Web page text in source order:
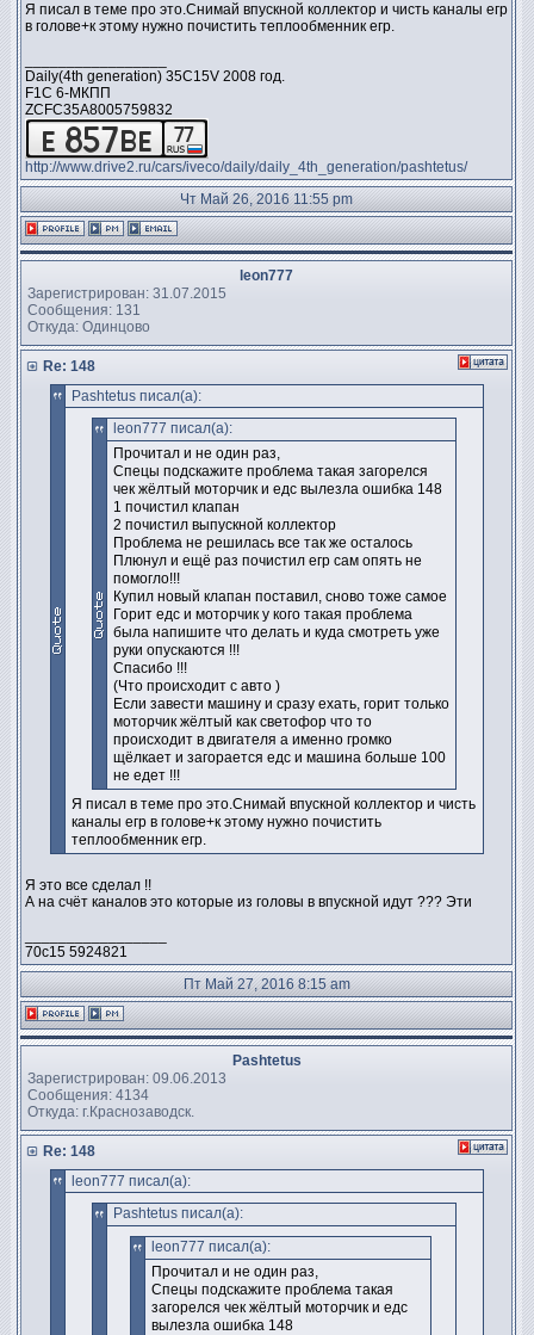
Я писал в теме про это.Снимай впускной коллектор и чисть каналы егр
в голове+к этому нужно почистить теплообменник егр.
Daily(4th generation) 35C15V 2008 год.
F1C 6-МКПП
ZCFC35A8005759832
http://www.drive2.ru/cars/iveco/daily/daily_4th_generation/pashtetus/
Чт Май 26, 2016 11:55 pm
leon777
Зарегистрирован: 31.07.2015
Сообщения: 131
Откуда: Одинцово
Re: 148
Pashtetus писал(а):
leon777 писал(а):
Прочитал и не один раз,
Спецы подскажите проблема такая загорелся
чек жёлтый моторчик и едс вылезла ошибка 148
1 почистил клапан
2 почистил выпускной коллектор
Проблема не решилась все так же осталось
Плюнул и ещё раз почистил егр сам опять не
помогло!!!
Купил новый клапан поставил, сново тоже самое
Горит едс и моторчик у кого такая проблема
была напишите что делать и куда смотреть уже
руки опускаются !!!
Спасибо !!!
(Что происходит с авто )
Если завести машину и сразу ехать, горит только
моторчик жёлтый как светофор что то
происходит в двигателя а именно громко
щёлкает и загорается едс и машина больше 100
не едет !!!
Я писал в теме про это.Снимай впускной коллектор и чисть
каналы егр в голове+к этому нужно почистить
теплообменник егр.
Я это все сделал !!
А на счёт каналов это которые из головы в впускной идут ??? Эти
70с15 5924821
Пт Май 27, 2016 8:15 am
Pashtetus
Зарегистрирован: 09.06.2013
Сообщения: 4134
Откуда: г.Краснозаводск.
Re: 148
leon777 писал(а):
Pashtetus писал(а):
leon777 писал(а):
Прочитал и не один раз,
Спецы подскажите проблема такая
загорелся чек жёлтый моторчик и едс
вылезла ошибка 148